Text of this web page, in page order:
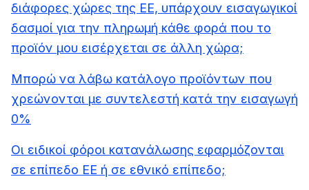
διάφορες χώρες της ΕΕ, υπάρχουν εισαγωγικοί
δασμοί για την πληρωμή κάθε φορά που το
προϊόν μου εισέρχεται σε άλλη χώρα;
Μπορώ να λάβω κατάλογο προϊόντων που
χρεώνονται με συντελεστή κατά την εισαγωγή
0%
Οι ειδικοί φόροι κατανάλωσης εφαρμόζονται
σε επίπεδο ΕΕ ή σε εθνικό επίπεδο;